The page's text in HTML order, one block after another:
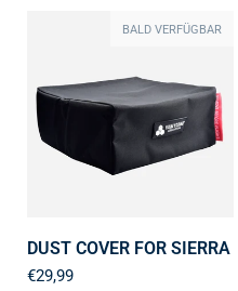
DUST COVER FOR SIERRA
€29,99
BALD VERFÜGBAR